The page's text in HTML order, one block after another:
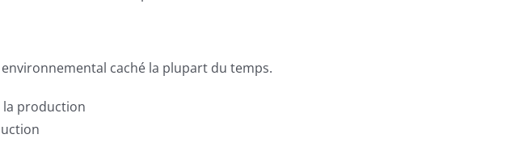
caché la plupart du temps.
la production